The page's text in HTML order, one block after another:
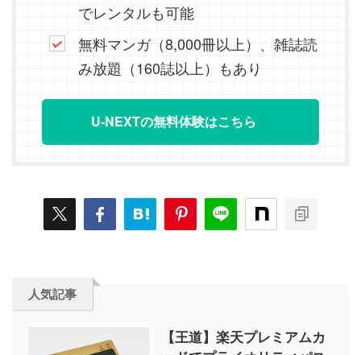
でレンタルも可能
無料マンガ（8,000冊以上）、雑誌読
み放題（160誌以上）もあり
U-NEXTの無料体験はこちら
人気記事
【王道】楽天プレミアムカ